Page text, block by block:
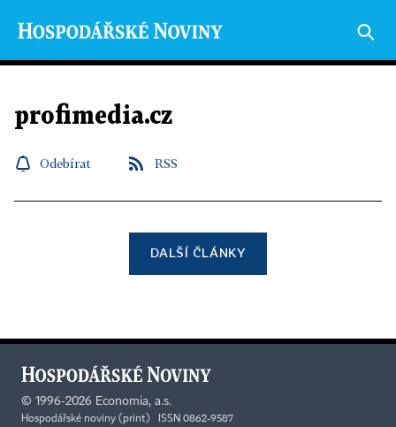
profimedia.cz
Odebírat RSS
DALŠÍ ČLÁNKY
© 1996-2026 Economia, a.s.
Hospodářské noviny (print) ISSN 0862-9587